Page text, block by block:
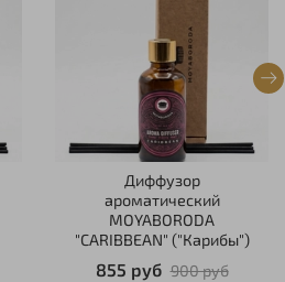
Диффузор
ароматический
MOYABORODA
"CARIBBEAN" ("Карибы")
855 руб 900 руб